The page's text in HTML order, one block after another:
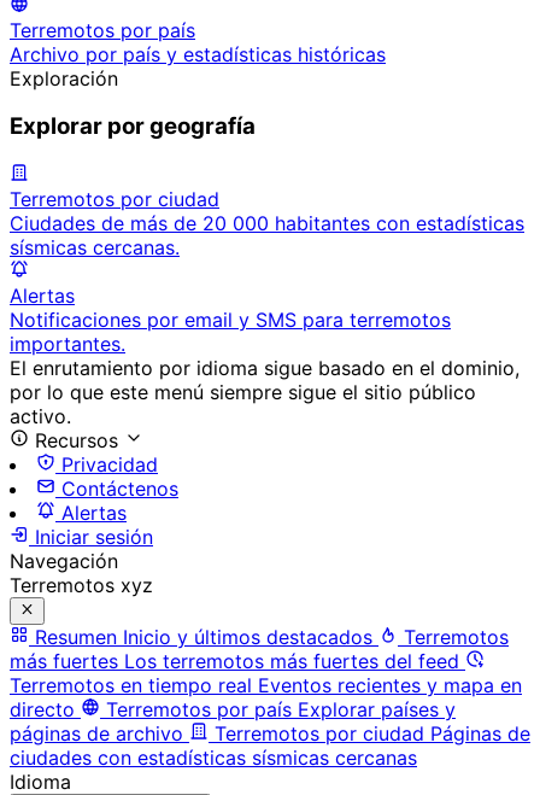
Terremotos por país
Archivo por país y estadísticas históricas
Exploración
Explorar por geografía
Terremotos por ciudad
Ciudades de más de 20 000 habitantes con estadísticas
sísmicas cercanas.
Alertas
Notificaciones por email y SMS para terremotos
importantes.
El enrutamiento por idioma sigue basado en el dominio,
por lo que este menú siempre sigue el sitio público
activo.
Recursos
Privacidad
Contáctenos
Alertas
Iniciar sesión
Navegación
Terremotos xyz
Resumen Inicio y últimos destacados
Terremotos
más fuertes Los terremotos más fuertes del feed
Terremotos en tiempo real Eventos recientes y mapa en
directo
Terremotos por país Explorar países y
páginas de archivo
Terremotos por ciudad Páginas de
ciudades con estadísticas sísmicas cercanas
Idioma